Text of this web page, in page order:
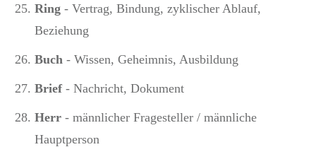
Ring - Vertrag, Bindung, zyklischer Ablauf,
Beziehung
Buch - Wissen, Geheimnis, Ausbildung
Brief - Nachricht, Dokument
Herr - männlicher Fragesteller / männliche
Hauptperson